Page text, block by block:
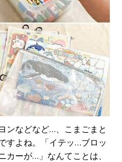
ンなどなど…、こまごまと
すよね。「イテッ…ブロッ
カーが…」なんてことは、